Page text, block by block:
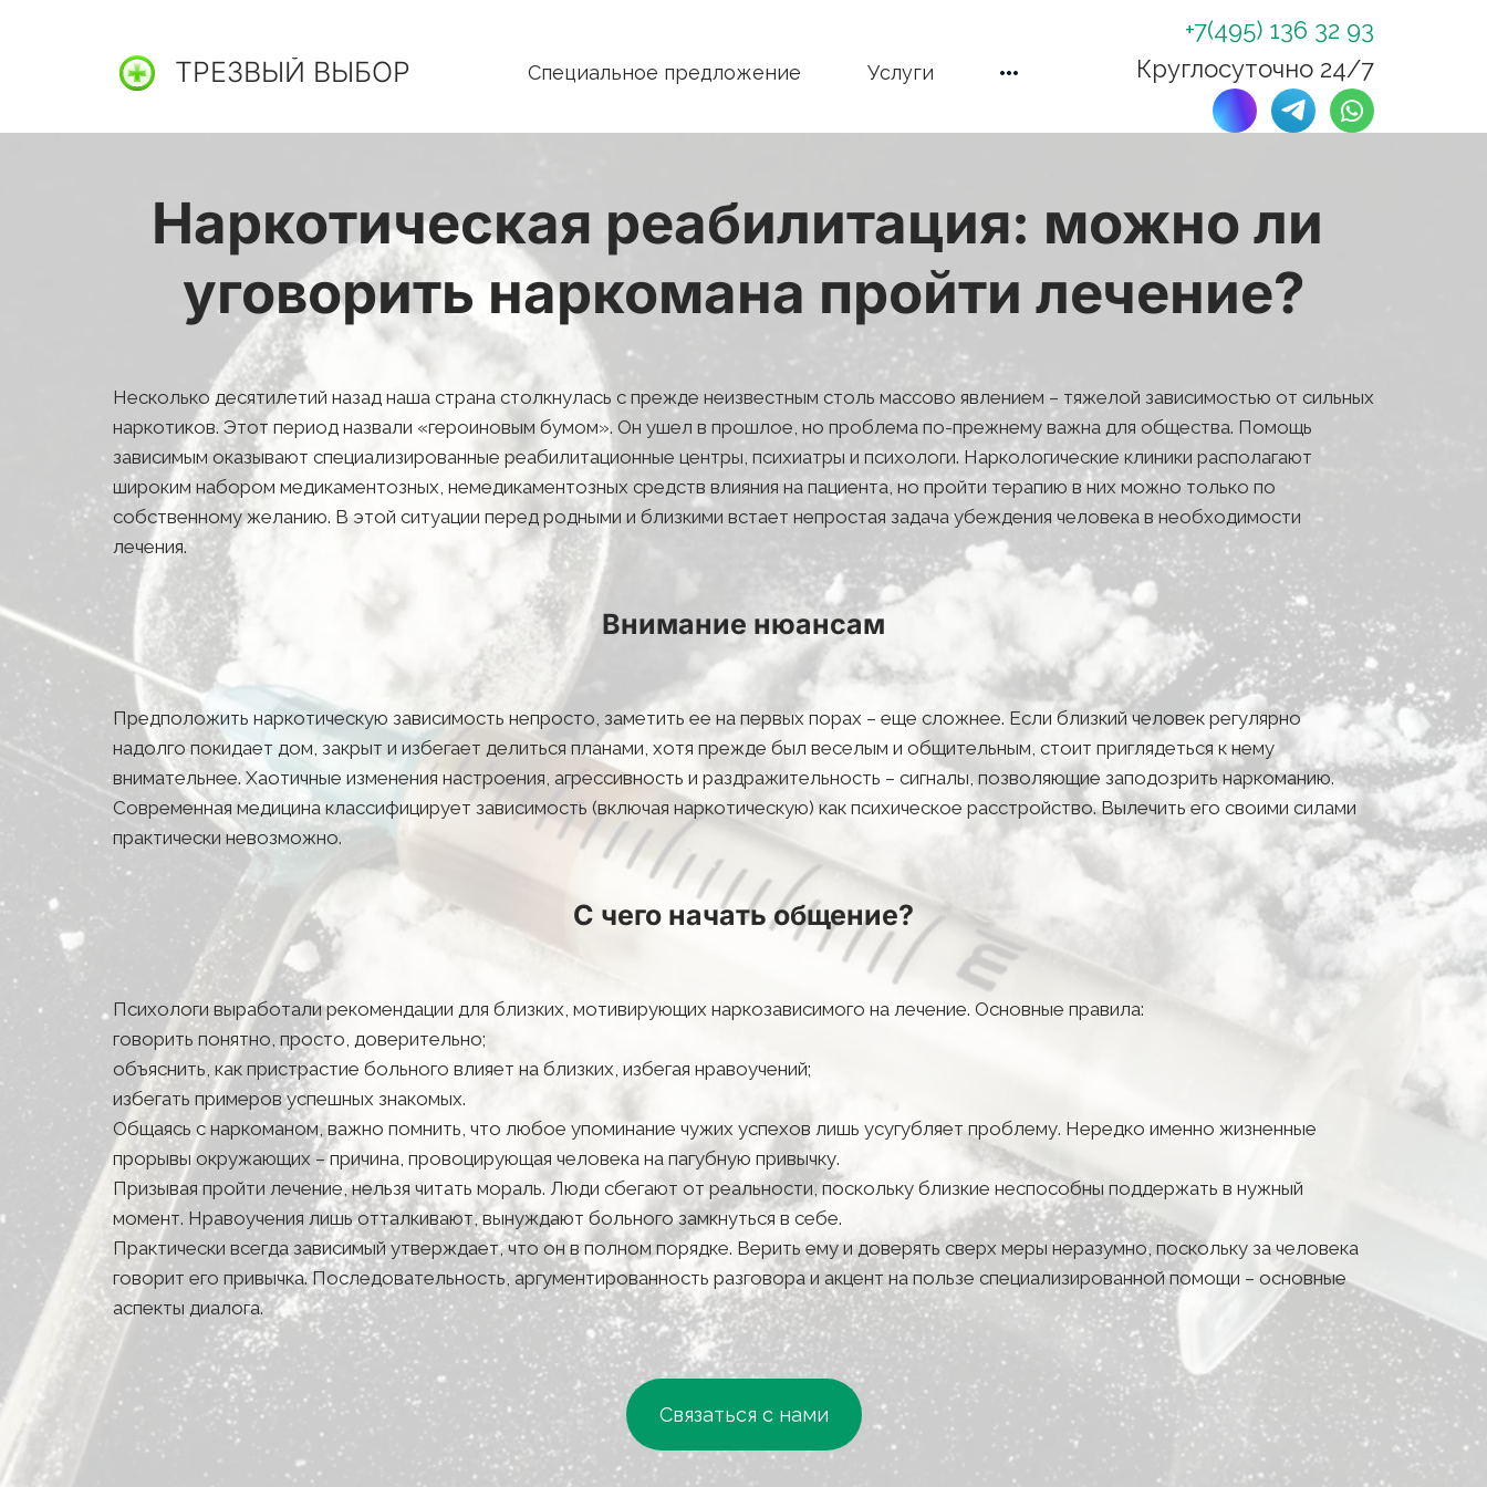
ТРЕЗВЫЙ ВЫБОР Специальное предложение Услуги
+7(495) 136 32 93
Круглосуточно 24/7
Наркотическая реабилитация: можно ли
уговорить наркомана пройти лечение?
Несколько десятилетий назад наша страна столкнулась с прежде неизвестным столь массово явлением – тяжелой зависимостью от сильных
наркотиков. Этот период назвали «героиновым бумом». Он ушел в прошлое, но проблема по-прежнему важна для общества. Помощь
зависимым оказывают специализированные реабилитационные центры, психиатры и психологи. Наркологические клиники располагают
широким набором медикаментозных, немедикаментозных средств влияния на пациента, но пройти терапию в них можно только по
собственному желанию. В этой ситуации перед родными и близкими встает непростая задача убеждения человека в необходимости
лечения.
Внимание нюансам
Предположить наркотическую зависимость непросто, заметить ее на первых порах – еще сложнее. Если близкий человек регулярно
надолго покидает дом, закрыт и избегает делиться планами, хотя прежде был веселым и общительным, стоит приглядеться к нему
внимательнее. Хаотичные изменения настроения, агрессивность и раздражительность – сигналы, позволяющие заподозрить наркоманию.
Современная медицина классифицирует зависимость (включая наркотическую) как психическое расстройство. Вылечить его своими силами
практически невозможно.
С чего начать общение?
Психологи выработали рекомендации для близких, мотивирующих наркозависимого на лечение. Основные правила:
говорить понятно, просто, доверительно;
объяснить, как пристрастие больного влияет на близких, избегая нравоучений;
избегать примеров успешных знакомых.
Общаясь с наркоманом, важно помнить, что любое упоминание чужих успехов лишь усугубляет проблему. Нередко именно жизненные
прорывы окружающих – причина, провоцирующая человека на пагубную привычку.
Призывая пройти лечение, нельзя читать мораль. Люди сбегают от реальности, поскольку близкие неспособны поддержать в нужный
момент. Нравоучения лишь отталкивают, вынуждают больного замкнуться в себе.
Практически всегда зависимый утверждает, что он в полном порядке. Верить ему и доверять сверх меры неразумно, поскольку за человека
говорит его привычка. Последовательность, аргументированность разговора и акцент на пользе специализированной помощи – основные
аспекты диалога.
Связаться с нами